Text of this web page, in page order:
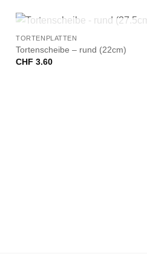
+
NICHT VORRÄTIG
TORTENPLATTEN
Tortenscheibe – rund (22cm)
CHF 3.60